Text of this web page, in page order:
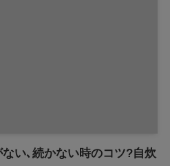
い､続かない時のコツ?自炊